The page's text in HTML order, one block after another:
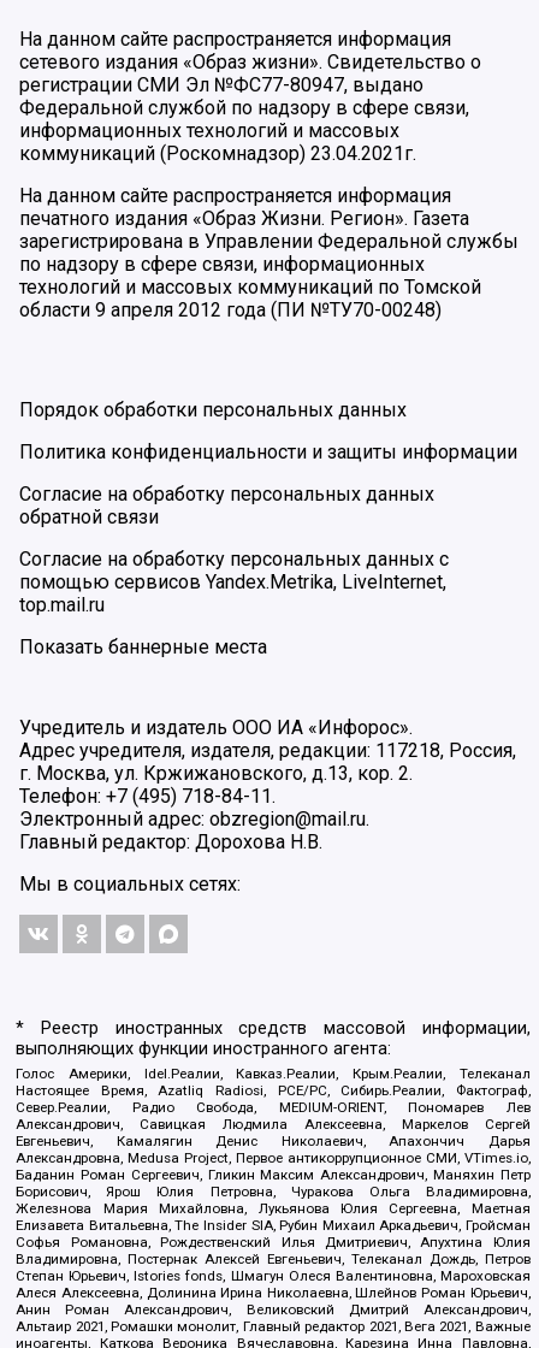
На данном сайте распространяется информация
сетевого издания «Образ жизни». Свидетельство о
регистрации СМИ Эл №ФС77-80947, выдано
Федеральной службой по надзору в сфере связи,
информационных технологий и массовых
коммуникаций (Роскомнадзор) 23.04.2021г.
На данном сайте распространяется информация
печатного издания «Образ Жизни. Регион». Газета
зарегистрирована в Управлении Федеральной службы
по надзору в сфере связи, информационных
технологий и массовых коммуникаций по Томской
области 9 апреля 2012 года (ПИ №ТУ70-00248)
Порядок обработки персональных данных
Политика конфиденциальности и защиты информации
Согласие на обработку персональных данных
обратной связи
Согласие на обработку персональных данных с
помощью сервисов Yandex.Metrika, LiveInternet,
top.mail.ru
Показать баннерные места
Учредитель и издатель ООО ИА «Инфорос».
Адрес учредителя, издателя, редакции: 117218, Россия,
г. Москва, ул. Кржижановского, д.13, кор. 2.
Телефон: +7 (495) 718-84-11.
Электронный адрес: obzregion@mail.ru.
Главный редактор: Дорохова Н.В.
Мы в социальных сетях:
* Реестр иностранных средств массовой информации,
выполняющих функции иностранного агента:
Голос Америки, Idel.Реалии, Кавказ.Реалии, Крым.Реалии, Телеканал
Настоящее Время, Azatliq Radiosi, PCE/PC, Сибирь.Реалии, Фактограф,
Север.Реалии, Радио Свобода, MEDIUM-ORIENT, Пономарев Лев
Александрович, Савицкая Людмила Алексеевна, Маркелов Сергей
Евгеньевич, Камалягин Денис Николаевич, Апахончич Дарья
Александровна, Medusa Project, Первое антикоррупционное СМИ, VTimes.io,
Баданин Роман Сергеевич, Гликин Максим Александрович, Маняхин Петр
Борисович, Ярош Юлия Петровна, Чуракова Ольга Владимировна,
Железнова Мария Михайловна, Лукьянова Юлия Сергеевна, Маетная
Елизавета Витальевна, The Insider SIA, Рубин Михаил Аркадьевич, Гройсман
Софья Романовна, Рождественский Илья Дмитриевич, Апухтина Юлия
Владимировна, Постернак Алексей Евгеньевич, Телеканал Дождь, Петров
Степан Юрьевич, Istories fonds, Шмагун Олеся Валентиновна, Мароховская
Алеся Алексеевна, Долинина Ирина Николаевна, Шлейнов Роман Юрьевич,
Анин Роман Александрович, Великовский Дмитрий Александрович,
Альтаир 2021, Ромашки монолит, Главный редактор 2021, Вега 2021, Важные
иноагенты, Каткова Вероника Вячеславовна, Карезина Инна Павловна,